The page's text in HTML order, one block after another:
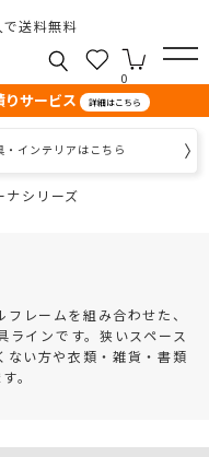
送料無料
0
サービス 詳細はこちら
・インテリアはこちら
ナシリーズ
レームを組み合わせた、
インです。狭いスペース
ない方や衣類・雑貨・書類
。